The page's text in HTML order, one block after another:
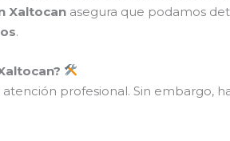
Xaltocan asegura que podamos
.
profesional. Sin embargo,